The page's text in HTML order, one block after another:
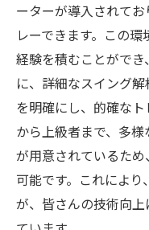
ーターが導入されて
レーできます。この
経験を積むことがで
に、詳細なスイング
を明確にし、的確な
から上級者まで、多
が用意されているた
可能です。これによ
が、皆さんの技術向